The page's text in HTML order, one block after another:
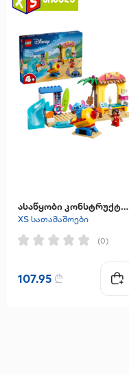
ასაწყობი კონსტრუქტორი "Beach Fun with Lilo & Stitch"
XS სათამაშოები
(0)
107.95 ₾